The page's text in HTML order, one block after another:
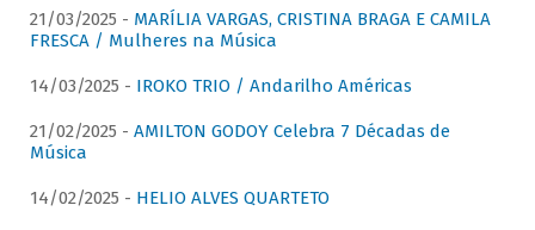
21/03/2025 - MARÍLIA VARGAS, CRISTINA BRAGA E CAMILA
FRESCA / Mulheres na Música
14/03/2025 - IROKO TRIO / Andarilho Américas
21/02/2025 - AMILTON GODOY Celebra 7 Décadas de
Música
14/02/2025 - HELIO ALVES QUARTETO